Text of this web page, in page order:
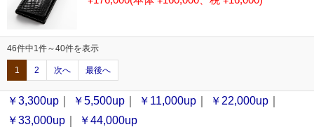
46件中1件～40件を表示
1 2 次へ 最後へ
￥3,300up ￥5,500up ￥11,000up ￥22,000up
￥33,000up
￥44,000up